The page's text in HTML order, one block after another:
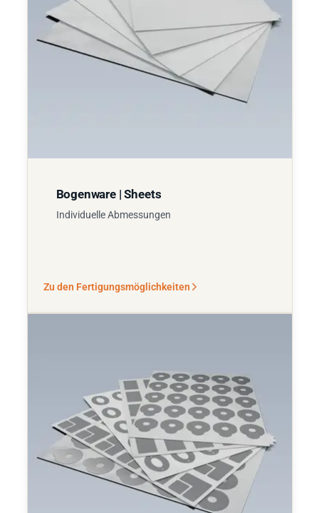
Bogenware | Sheets
Individuelle Abmessungen
Zu den Fertigungsmöglichkeiten